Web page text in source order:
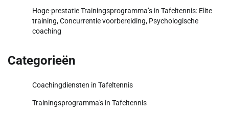
Hoge-prestatie Trainingsprogramma’s in Tafeltennis: Elite
training, Concurrentie voorbereiding, Psychologische
coaching
Categorieën
Coachingdiensten in Tafeltennis
Trainingsprogramma's in Tafeltennis